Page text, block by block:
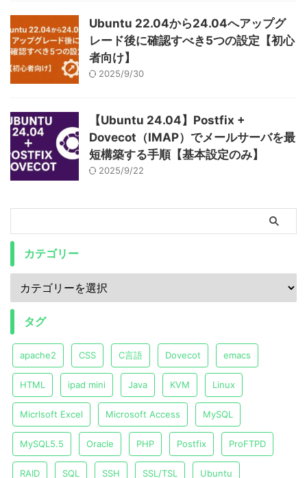
Ubuntu 22.04から24.04へアップグ
レード後に確認すべき5つの設定【初心
者向け】
2025/9/30
【Ubuntu 24.04】Postfix +
Dovecot（IMAP）でメールサーバを最
短構築する手順【基本設定のみ】
2025/9/22
カテゴリー
タグ
apache2 CSS C言語 Dovecot emacs
HTML ipad mini Java KVM Linux
Micrlsoft Excel Microsoft Access MySQL
MySQL5.5 Oracle PHP Postfix ProFTPD
RAID SQL SSH SSL/TSL Ubuntu